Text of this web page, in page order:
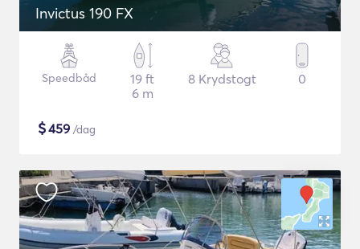
Invictus 190 FX
Speedbåd
19 ft
6 m
8 Krydstogt 0
$459 /dag